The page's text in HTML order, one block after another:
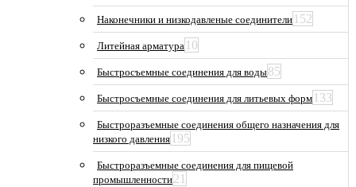
Наконечники и низкодавленые соединители 152
Литейная арматура 10
Быстросъемные соединения для воды85
Быстросъемные соединения для литьевых форм 133
Быстроразъемные соединения общего назначения для
низкого давления 195
Быстроразъемные соединения для пищевой
промышленности21